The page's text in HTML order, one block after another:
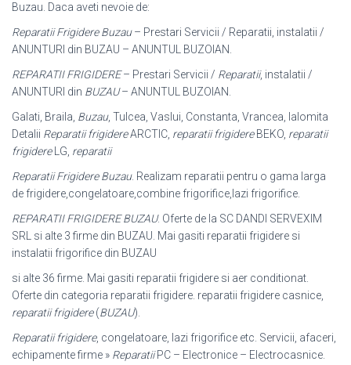
Buzau. Daca aveti nevoie de:
Reparatii Frigidere Buzau– Prestari Servicii / Reparatii, instalatii /
ANUNTURI din BUZAU – ANUNTUL BUZOIAN.
REPARATII FRIGIDERE– Prestari Servicii / Reparatii, instalatii /
ANUNTURI din BUZAU– ANUNTUL BUZOIAN.
Galati, Braila, Buzau, Tulcea, Vaslui, Constanta, Vrancea, Ialomita
Detalii Reparatii frigidereARCTIC, reparatii frigidereBEKO, reparatii
frigidereLG, reparatii
Reparatii Frigidere Buzau. Realizam reparatii pentru o gama larga
de frigidere, congelatoare,combine frigorifice,lazi frigorifice.
REPARATII FRIGIDERE BUZAU. Oferte de la SC DANDI SERVEXIM
SRL si alte 3 firme din BUZAU. Mai gasiti reparatii frigidere si
instalatii frigorifice din BUZAU
si alte 36 firme. Mai gasiti reparatii frigidere si aer conditionat.
Oferte din categoria reparatii frigidere. reparatii frigidere casnice,
reparatii frigidere(BUZAU).
Reparatii frigidere, congelatoare, lazi frigorifice etc. Servicii, afaceri,
echipamente firme » ReparatiiPC – Electronice – Electrocasnice.